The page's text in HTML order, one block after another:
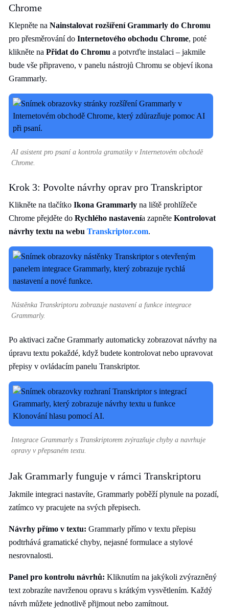
Chrome
Klepněte na Nainstalovat rozšíření Grammarly do Chromu
pro přesměrování do Internetového obchodu Chrome, poté
klikněte na Přidat do Chromu a potvrďte instalaci – jakmile
bude vše připraveno, v panelu nástrojů Chromu se objeví ikona
Grammarly.
AI asistent pro psaní a kontrola gramatiky v Internetovém obchodě
Chrome.
Krok 3: Povolte návrhy oprav pro Transkriptor
Klikněte na tlačítko Ikona Grammarly na liště prohlížeče
Chrome přejděte do Rychlého nastavenía zapněte Kontrolovat
návrhy textu na webu Transkriptor.com.
Nástěnka Transkriptoru zobrazuje nastavení a funkce integrace
Grammarly.
Po aktivaci začne Grammarly automaticky zobrazovat návrhy na
úpravu textu pokaždé, když budete kontrolovat nebo upravovat
přepisy v ovládacím panelu Transkriptor.
Integrace Grammarly s Transkriptorem zvýrazňuje chyby a navrhuje
opravy v přepsaném textu.
Jak Grammarly funguje v rámci Transkriptoru
Jakmile integraci nastavíte, Grammarly poběží plynule na pozadí,
zatímco vy pracujete na svých přepisech.
Návrhy přímo v textu: Grammarly přímo v textu přepisu
podtrhává gramatické chyby, nejasné formulace a stylové
nesrovnalosti.
Panel pro kontrolu návrhů: Kliknutím na jakýkoli zvýrazněný
text zobrazíte navrženou opravu s krátkým vysvětlením. Každý
návrh můžete jednotlivě přijmout nebo zamítnout.